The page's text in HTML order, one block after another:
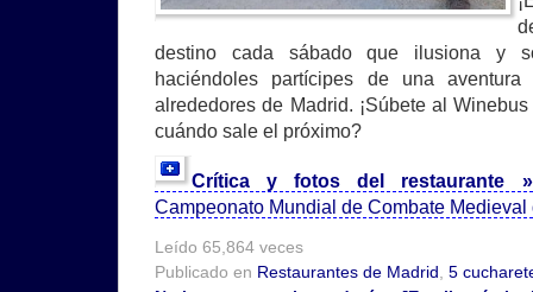
destino cada sábado que ilusiona y
haciéndoles partícipes de una
alrededores de Madrid. ¡Súbete al
cuándo sale el próximo?
Crítica y fotos del restaurante
Campeonato Mundial de Combate
Leído 65,864 veces
Publicado en Restaurantes de Madrid 5